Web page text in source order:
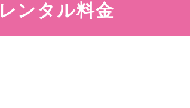
レンタル料金